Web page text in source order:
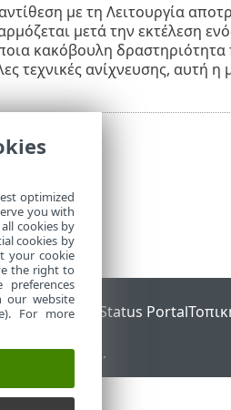
με τη Λειτουργία
μετά την εκτέλεση
κακόβουλη
τεχνικές ανίχνευσης, αυτή
ESETESET Status Portal
δικαιώματος.
optimized
you with
cookies by
cookies by
your cookie
the right to
our website
For more